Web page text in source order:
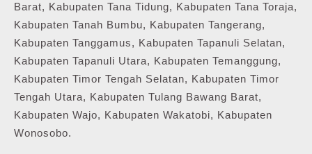
Barat, Kabupaten Tana Tidung, Kabupaten Tana Toraja,
Kabupaten Tanah Bumbu, Kabupaten Tangerang,
Kabupaten Tanggamus, Kabupaten Tapanuli Selatan,
Kabupaten Tapanuli Utara, Kabupaten Temanggung,
Kabupaten Timor Tengah Selatan, Kabupaten Timor
Tengah Utara, Kabupaten Tulang Bawang Barat,
Kabupaten Wajo, Kabupaten Wakatobi, Kabupaten
Wonosobo.